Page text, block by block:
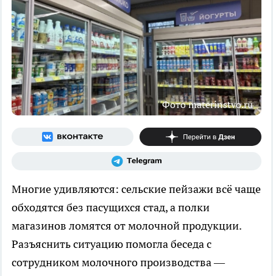
Фото materinstvo.ru
Многие удивляются: сельские пейзажи всё чаще
обходятся без пасущихся стад, а полки
магазинов ломятся от молочной продукции.
Разъяснить ситуацию помогла беседа с
сотрудником молочного производства —